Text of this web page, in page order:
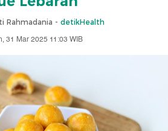
Rahmadania - detikHealth
31 Mar 2025 11:03 WIB